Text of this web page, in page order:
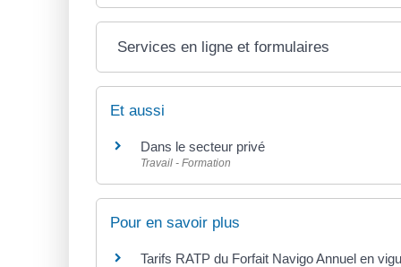
Services en ligne et formulaires
Et aussi
Dans le secteur privé
Travail - Formation
Pour en savoir plus
Tarifs RATP du Forfait Navigo Annuel en